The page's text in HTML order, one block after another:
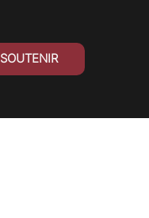
SOUTENIR